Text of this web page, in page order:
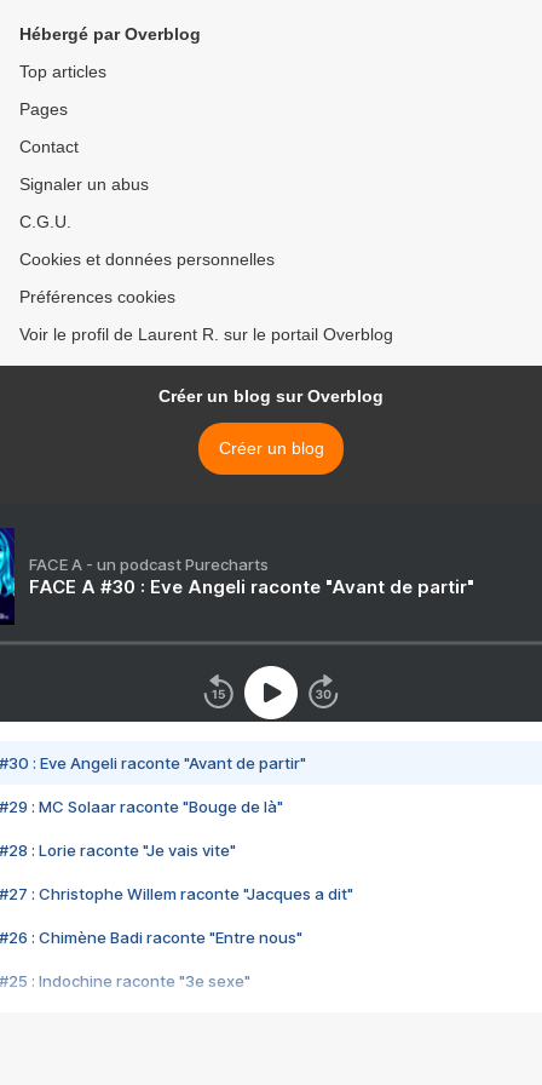
Hébergé par Overblog
Top articles
Pages
Contact
Signaler un abus
C.G.U.
Cookies et données personnelles
Préférences cookies
Voir le profil de Laurent R. sur le portail Overblog
Créer un blog sur Overblog
Créer un blog
FACE A - un podcast Purecharts
FACE A #30 : Eve Angeli raconte "Avant de partir"
#30 : Eve Angeli raconte "Avant de partir"
#29 : MC Solaar raconte "Bouge de là"
#28 : Lorie raconte "Je vais vite"
#27 : Christophe Willem raconte "Jacques a dit"
#26 : Chimène Badi raconte "Entre nous"
#25 : Indochine raconte "3e sexe"